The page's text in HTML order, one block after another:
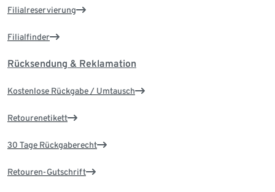
Filialreservierung
Filialfinder
Rücksendung & Reklamation
Kostenlose Rückgabe / Umtausch
Retourenetikett
30 Tage Rückgaberecht
Retouren-Gutschrift